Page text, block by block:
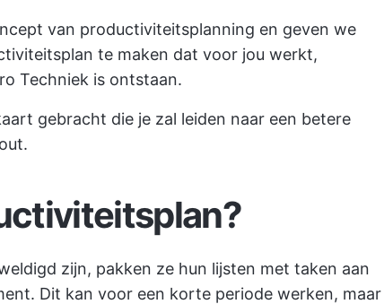
van productiviteitsplanning en geven we
te maken dat voor jou werkt,
Techniek is ontstaan.
gebracht die je zal leiden naar een betere
zijn, pakken ze hun lijsten met taken aan
Dit kan voor een korte periode werken, maar